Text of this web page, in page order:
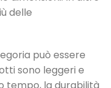
delle
può essere
sono leggeri e